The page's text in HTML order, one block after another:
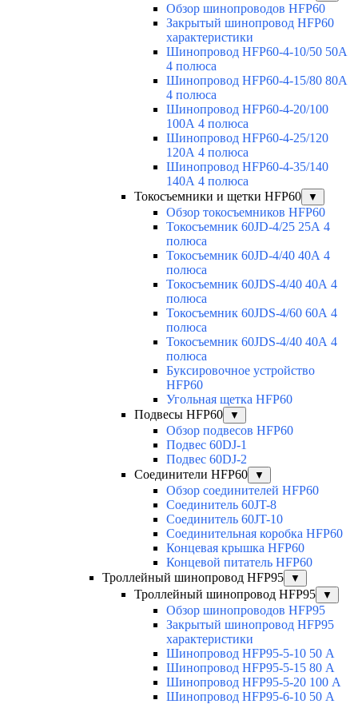
Обзор шинопроводов HFP60
Закрытый шинопровод HFP60
характеристики
Шинопровод HFP60-4-10/50 50А
4 полюса
Шинопровод HFP60-4-15/80 80А
4 полюса
Шинопровод HFP60-4-20/100
100А 4 полюса
Шинопровод HFP60-4-25/120
120А 4 полюса
Шинопровод HFP60-4-35/140
140А 4 полюса
Токосъемники и щетки HFP60
▼
Обзор токосъемников HFP60
Токосъемник 60JD-4/25 25А 4
полюса
Токосъемник 60JD-4/40 40А 4
полюса
Токосъемник 60JDS-4/40 40А 4
полюса
Токосъемник 60JDS-4/60 60А 4
полюса
Токосъемник 60JDS-4/40 40А 4
полюса
Буксировочное устройство
HFP60
Угольная щетка HFP60
Подвесы HFP60
▼
Обзор подвесов HFP60
Подвес 60DJ-1
Подвес 60DJ-2
Соединители HFP60
▼
Обзор соединителей HFP60
Соединитель 60JT-8
Соединитель 60JT-10
Соединительная коробка HFP60
Концевая крышка HFP60
Концевой питатель HFP60
Троллейный шинопровод HFP95
▼
Троллейный шинопровод HFP95 ▼
Обзор шинопроводов HFP95
Закрытый шинопровод HFP95
характеристики
Шинопровод HFP95-5-10 50 А
Шинопровод HFP95-5-15 80 А
Шинопровод HFP95-5-20 100 А
Шинопровод HFP95-6-10 50 А